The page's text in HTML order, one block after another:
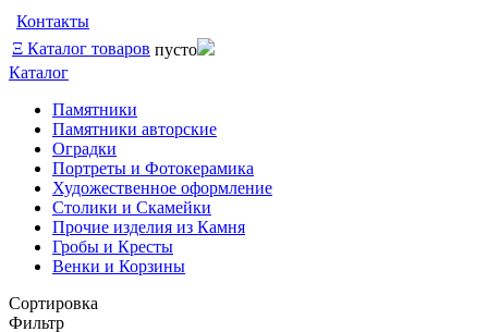
Контакты
Ξ Каталог товаров пусто
Каталог
Памятники
Памятники авторские
Оградки
Портреты и Фотокерамика
Художественное оформление
Столики и Скамейки
Прочие изделия из Камня
Гробы и Кресты
Венки и Корзины
Сортировка
Фильтр